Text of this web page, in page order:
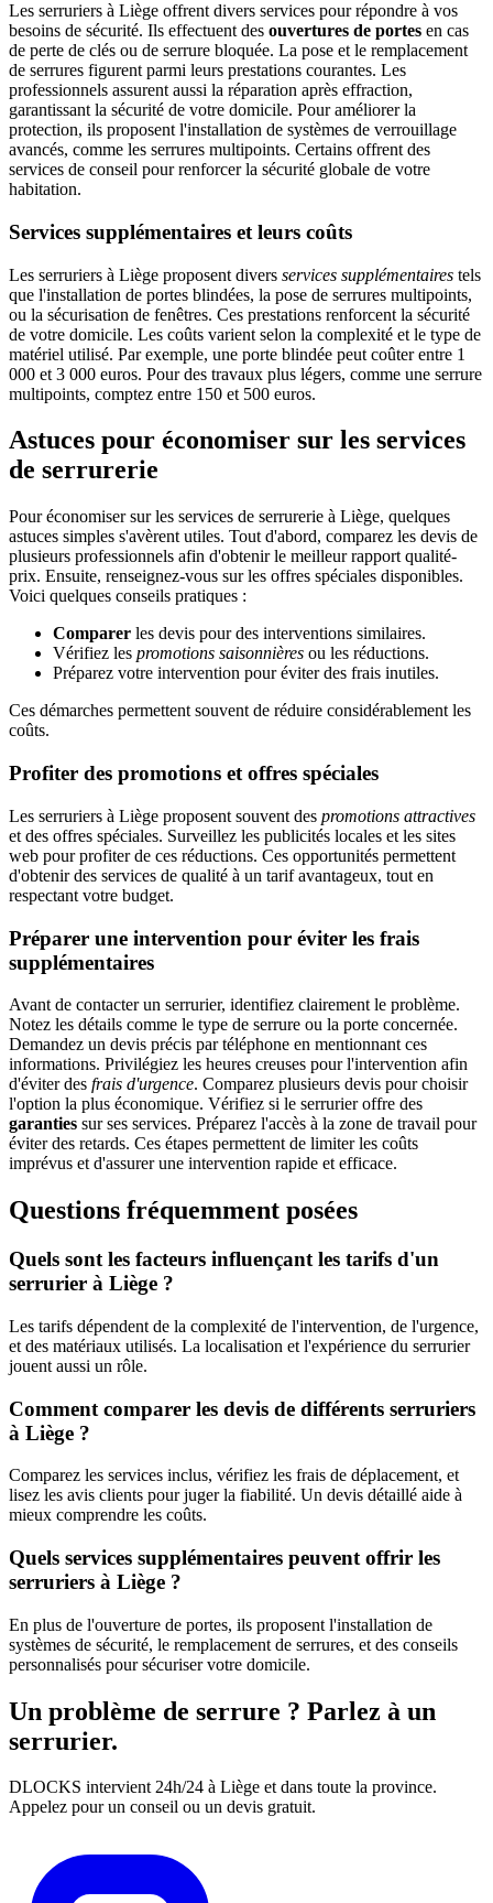
Les serruriers à Liège offrent divers services pour répondre à vos
besoins de sécurité. Ils effectuent des ouvertures de portes en cas
de perte de clés ou de serrure bloquée. La pose et le remplacement
de serrures figurent parmi leurs prestations courantes. Les
professionnels assurent aussi la réparation après effraction,
garantissant la sécurité de votre domicile. Pour améliorer la
protection, ils proposent l'installation de systèmes de verrouillage
avancés, comme les serrures multipoints. Certains offrent des
services de conseil pour renforcer la sécurité globale de votre
habitation.
Services supplémentaires et leurs coûts
Les serruriers à Liège proposent divers services supplémentaires tels
que l'installation de portes blindées, la pose de serrures multipoints,
ou la sécurisation de fenêtres. Ces prestations renforcent la sécurité
de votre domicile. Les coûts varient selon la complexité et le type de
matériel utilisé. Par exemple, une porte blindée peut coûter entre 1
000 et 3 000 euros. Pour des travaux plus légers, comme une serrure
multipoints, comptez entre 150 et 500 euros.
Astuces pour économiser sur les services
de serrurerie
Pour économiser sur les services de serrurerie à Liège, quelques
astuces simples s'avèrent utiles. Tout d'abord, comparez les devis de
plusieurs professionnels afin d'obtenir le meilleur rapport qualité-
prix. Ensuite, renseignez-vous sur les offres spéciales disponibles.
Voici quelques conseils pratiques :
Comparer les devis pour des interventions similaires.
Vérifiez les promotions saisonnières ou les réductions.
Préparez votre intervention pour éviter des frais inutiles.
Ces démarches permettent souvent de réduire considérablement les
coûts.
Profiter des promotions et offres spéciales
Les serruriers à Liège proposent souvent des promotions attractives
et des offres spéciales. Surveillez les publicités locales et les sites
web pour profiter de ces réductions. Ces opportunités permettent
d'obtenir des services de qualité à un tarif avantageux, tout en
respectant votre budget.
Préparer une intervention pour éviter les frais
supplémentaires
Avant de contacter un serrurier, identifiez clairement le problème.
Notez les détails comme le type de serrure ou la porte concernée.
Demandez un devis précis par téléphone en mentionnant ces
informations. Privilégiez les heures creuses pour l'intervention afin
d'éviter des frais d'urgence. Comparez plusieurs devis pour choisir
l'option la plus économique. Vérifiez si le serrurier offre des
garanties sur ses services. Préparez l'accès à la zone de travail pour
éviter des retards. Ces étapes permettent de limiter les coûts
imprévus et d'assurer une intervention rapide et efficace.
Questions fréquemment posées
Quels sont les facteurs influençant les tarifs d'un
serrurier à Liège ?
Les tarifs dépendent de la complexité de l'intervention, de l'urgence,
et des matériaux utilisés. La localisation et l'expérience du serrurier
jouent aussi un rôle.
Comment comparer les devis de différents serruriers
à Liège ?
Comparez les services inclus, vérifiez les frais de déplacement, et
lisez les avis clients pour juger la fiabilité. Un devis détaillé aide à
mieux comprendre les coûts.
Quels services supplémentaires peuvent offrir les
serruriers à Liège ?
En plus de l'ouverture de portes, ils proposent l'installation de
systèmes de sécurité, le remplacement de serrures, et des conseils
personnalisés pour sécuriser votre domicile.
Un problème de serrure ? Parlez à un
serrurier.
DLOCKS intervient 24h/24 à Liège et dans toute la province.
Appelez pour un conseil ou un devis gratuit.